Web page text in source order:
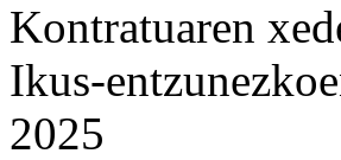
Kontratuaren
Ikus-
2025